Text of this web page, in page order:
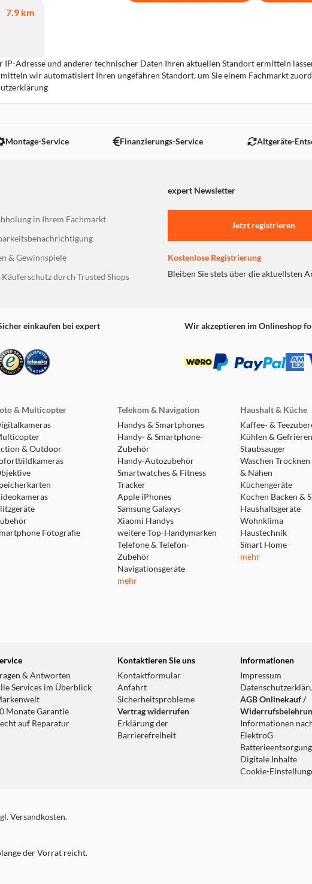
7.9 km
km
km
km
Adresse und anderer technischer Daten Ihren aktuellen Standort ermitteln
wir automatisiert Ihren ungefähren Standort, um Sie einem Fachmarkt
Montage-Service Finanzierungs-Service Altgeräte-
expert Newsletter
in Ihrem Fachmarkt
& Gewinnspiele
Käuferschutz durch Trusted Shops
Jetzt registrieren
Kostenlose Registrierung
Bleiben Sie stets über die aktuellsten
einkaufen bei expert Wir akzeptieren im Onlineshop
& Multicopter
& Outdoor
Fotografie
Telekom & Navigation
Handys & Smartphones
Handy- & Smartphone-
Zubehör
Handy-Autozubehör
Smartwatches & Fitness
Tracker
Apple iPhones
Samsung Galaxys
Xiaomi Handys
weitere Top-Handymarken
Telefone & Telefon-
Zubehör
Navigationsgeräte
mehr
Haushalt & Küche
Kaffee- &
Kühlen & Gefrieren
Staubsauger
Waschen Trocknen
& Nähen
Küchengeräte
Kochen Backen &
Haushaltsgeräte
Wohnklima
Haustechnik
Smart Home
mehr
& Antworten
Services im Überblick
Monate Garantie
auf Reparatur
Kontaktieren Sie uns
Kontaktformular
Anfahrt
Sicherheitsprobleme
Vertrag widerrufen
Erklärung der
Barrierefreiheit
Informationen
Impressum
AGB Onlinekauf /
Informationen
ElektroG
Batterieentsorgung
Digitale Inhalte
Cookie-
Versandkosten.
der Vorrat reicht.